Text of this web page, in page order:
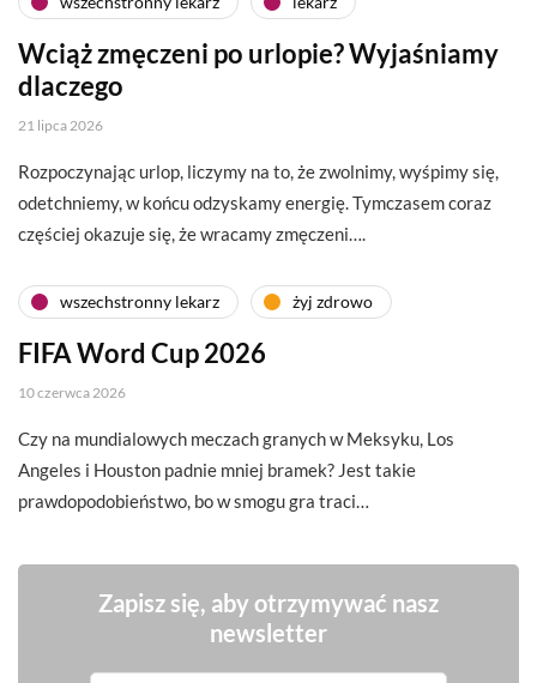
Wciąż zmęczeni po urlopie? Wyjaśniamy
dlaczego
21 lipca 2026
Rozpoczynając urlop, liczymy na to, że zwolnimy, wyśpimy się,
odetchniemy, w końcu odzyskamy energię. Tymczasem coraz
częściej okazuje się, że wracamy zmęczeni….
wszechstronny lekarz żyj zdrowo
FIFA Word Cup 2026
10 czerwca 2026
Czy na mundialowych meczach granych w Meksyku, Los
Angeles i Houston padnie mniej bramek? Jest takie
prawdopodobieństwo, bo w smogu gra traci…
Zapisz się, aby otrzymywać nasz
newsletter